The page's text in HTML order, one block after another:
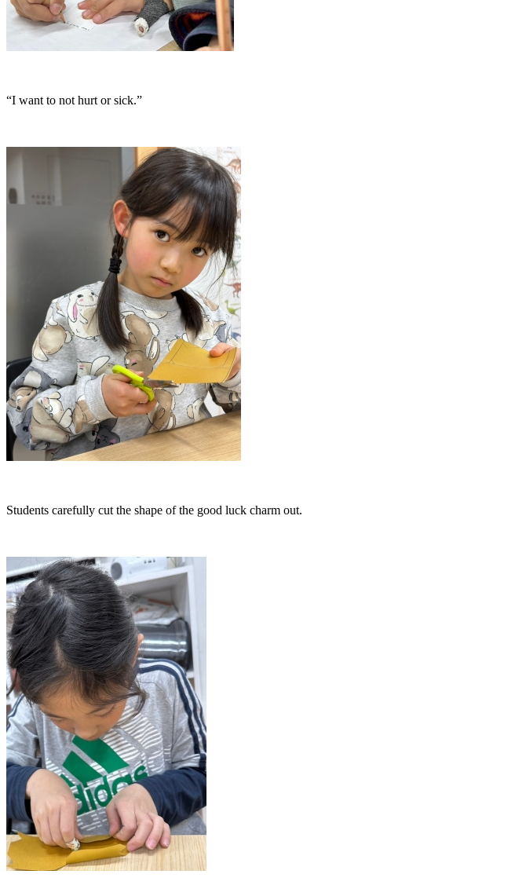
“I want to not hurt or sick.”
Students carefully cut the shape of the good luck charm out.